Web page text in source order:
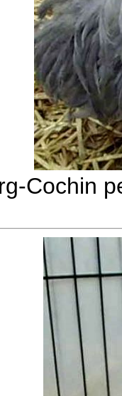
Cochin